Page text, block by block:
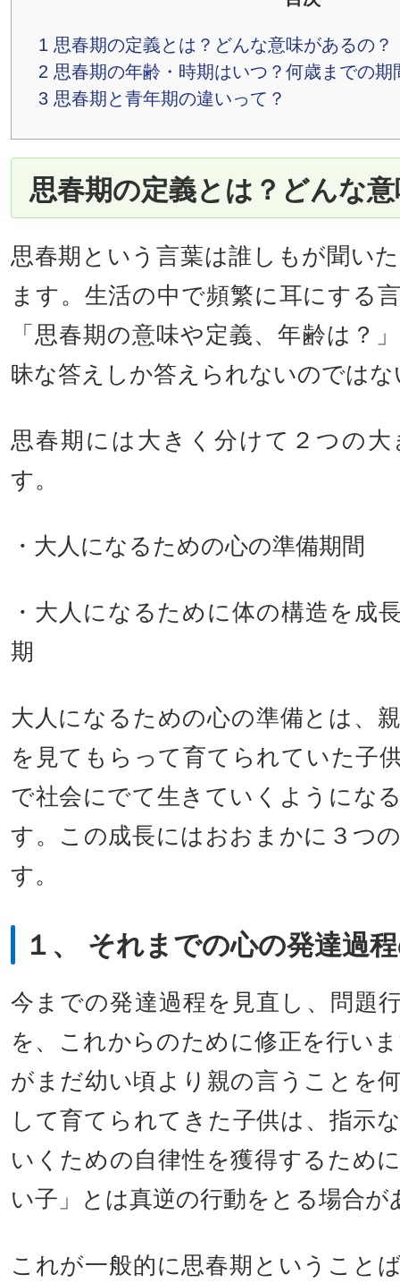
1 思春期の定義とは？どんな意味があるの？
2 思春期の年齢・時期はいつ？何歳までの期
3思春期と青年期の違いって？
思春期の定義とは？どんな
思春期という言葉は誰しもが聞い
ます。生活の中で頻繁に耳にする
「思春期の意味や定義、年齢は？
昧な答えしか答えられないのでは
思春期には大きく分けて２つの
す。
・大人になるための心の準備期間
・大人になるために体の構造を成
期
大人になるための心の準備とは、
を見てもらって育てられていた子
で社会にでて生きていくようにな
す。この成長にはおおまかに３つ
す。
１、 それまでの心の発達過
今までの発達過程を見直し、問題
を、これからのために修正を行い
がまだ幼い頃より親の言うことを
して育てられてきた子供は、指示
いくための自律性を獲得するため
い子」とは真逆の行動をとる場合が
これが一般的に思春期ということ